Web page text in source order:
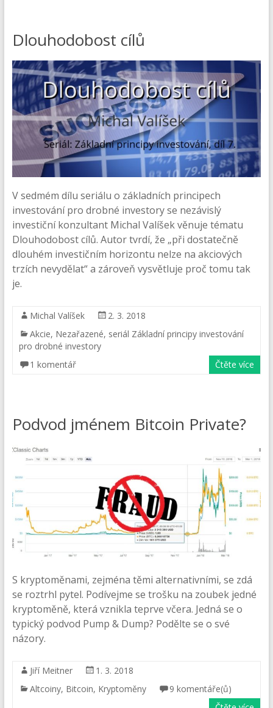
Dlouhodobost cílů
V sedmém dílu seriálu o základních principech
investování pro drobné investory se nezávislý
investiční konzultant Michal Valíšek věnuje tématu
Dlouhodobost cílů. Autor tvrdí, že „při dostatečně
dlouhém investičním horizontu nelze na akciových
trzích nevydělat“ a zároveň vysvětluje proč tomu tak
je.
Michal Valíšek
2. 3. 2018
Akcie, Nezařazené, seriál Základní principy investování
pro drobné investory
1 komentář
Čtěte více
Podvod jménem Bitcoin Private?
S kryptoměnami, zejména těmi alternativními, se zdá
se roztrhl pytel. Podívejme se trošku na zoubek jedné
kryptoměně, která vznikla teprve včera. Jedná se o
typický podvod Pump & Dump? Podělte se o své
názory.
Jiří Meitner
1. 3. 2018
Altcoiny, Bitcoin, Kryptoměny
9 komentáře(ů)